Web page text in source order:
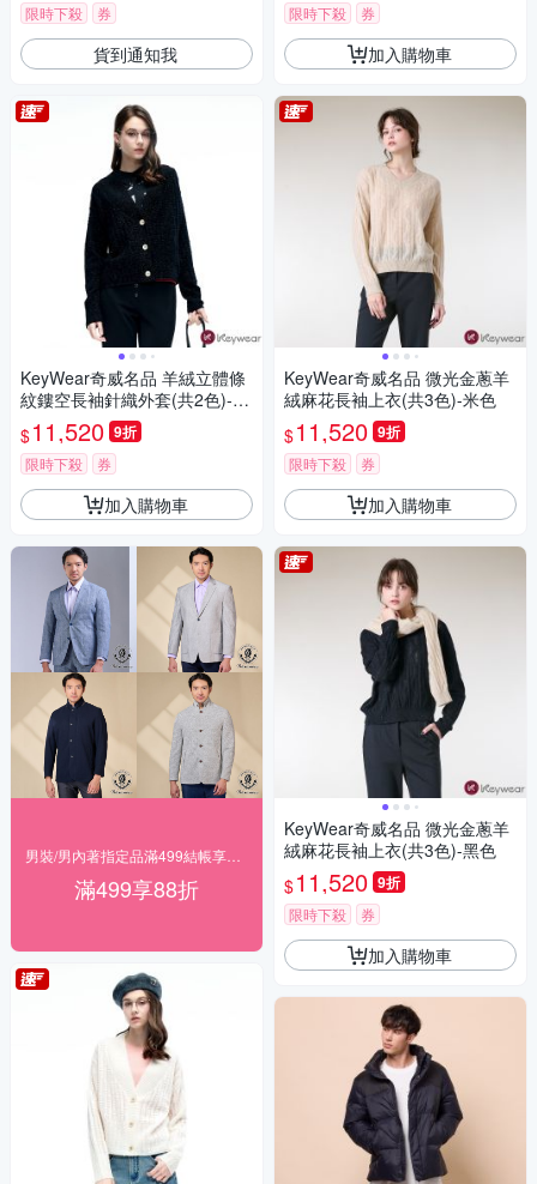
限時下殺 券
貨到通知我
KeyWear奇威名品 羊絨立體條
紋鏤空長袖針織外套(共2色)-黑
色
$11,520 9折
限時下殺 券
加入購物車
滿499享88折
限時下殺 券
加入購物車
KeyWear奇威名品 微光金蔥羊
絨麻花長袖上衣(共3色)-米色
$11,520 9折
限時下殺 券
加入購物車
KeyWear奇威名品 微光金蔥羊
絨麻花長袖上衣(共3色)-黑色
$11,520 9折
限時下殺 券
加入購物車